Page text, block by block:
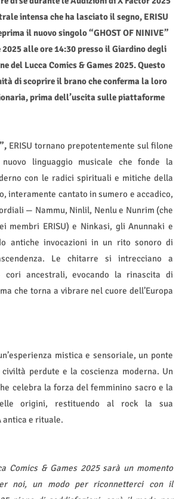
intensa che ha lasciato il segno, ERISU
il nuovo singolo “GHOST OF NINIVE”
2025 alle ore 14:30 presso il Giardino degli
del Lucca Comics & Games 2025.Questo
di scoprire il brano che conferma la loro
prima dell’uscita sulle piattaforme
ERISU tornano prepotentemente sul filone
linguaggio musicale che fonde la
con le radici spirituali e mitiche della
interamente cantato in sumero e accadico,
— Nammu, Ninlil, Nenlu e Nunrim (che
membri ERISU) e Ninkasi, gli Anunnaki e
antiche invocazioni in un rito sonoro di
Le chitarre si intrecciano a
cori ancestrali, evocando la rinascita di
che torna a vibrare nel cuore dell’Europa
mistica e sensoriale, un ponte
perdute e la coscienza moderna. Un
celebra la forza del femminino sacro e la
origini, restituendo al rock la sua
antica e rituale.
Comics & Games 2025 sarà un momento
noi, un modo per riconnetterci con il